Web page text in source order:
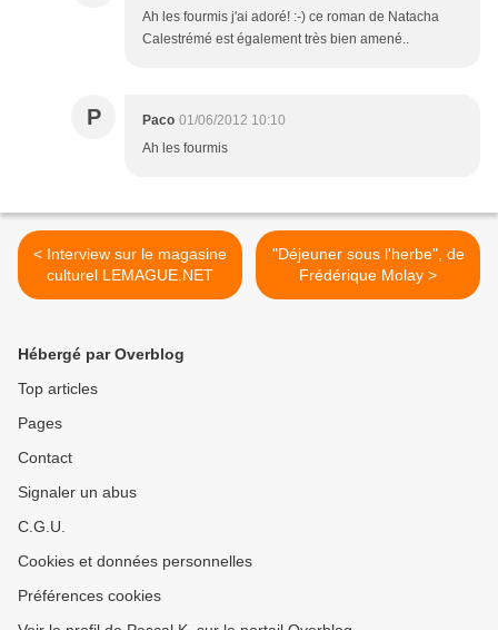
Ah les fourmis j'ai adoré! :-) ce roman de Natacha
Calestrémé est également très bien amené..
P Paco 01/06/2012 10:10
Ah les fourmis
< Interview sur le magasine
culturel LEMAGUE.NET
"Déjeuner sous l'herbe", de
Frédérique Molay >
Hébergé par Overblog
Top articles
Pages
Contact
Signaler un abus
C.G.U.
Cookies et données personnelles
Préférences cookies